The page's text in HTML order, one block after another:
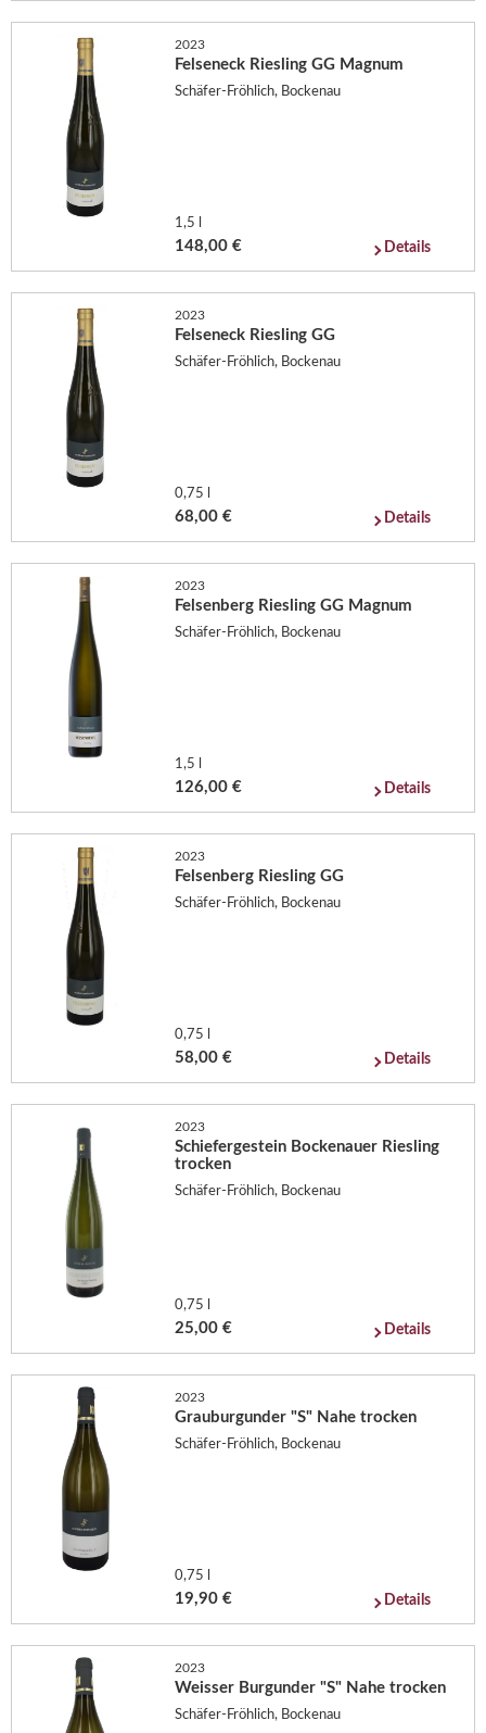
2023
Felseneck Riesling GG Magnum
Schäfer-Fröhlich, Bockenau
1,5 l
148,00 € Details
2023
Felseneck Riesling GG
Schäfer-Fröhlich, Bockenau
0,75 l
68,00 € Details
2023
Felsenberg Riesling GG Magnum
Schäfer-Fröhlich, Bockenau
1,5 l
126,00 € Details
2023
Felsenberg Riesling GG
Schäfer-Fröhlich, Bockenau
0,75 l
58,00 € Details
2023
Schiefergestein Bockenauer Riesling
trocken
Schäfer-Fröhlich, Bockenau
0,75 l
25,00 € Details
2023
Grauburgunder "S" Nahe trocken
Schäfer-Fröhlich, Bockenau
0,75 l
19,90 € Details
2023
Weisser Burgunder "S" Nahe trocken
Schäfer-Fröhlich, Bockenau